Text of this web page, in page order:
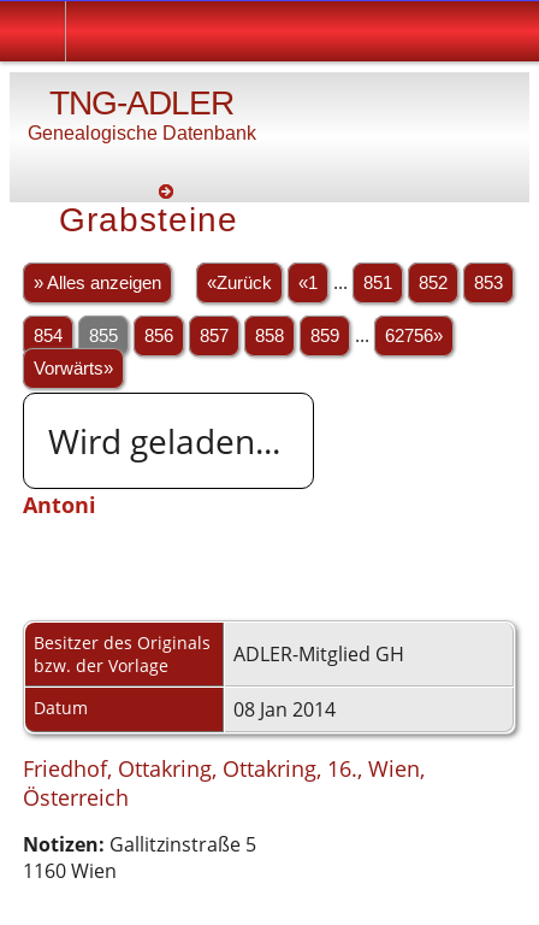
TNG-ADLER
Genealogische Datenbank
Grabsteine
» Alles anzeigen «Zurück «1 ... 851 852 853
854 855 856 857 858 859 ...
62756»
Vorwärts»
Wird geladen...
Antoni
Besitzer des Originals
bzw. der Vorlage
ADLER-Mitglied GH
Datum 08 Jan 2014
Friedhof, Ottakring, Ottakring, 16., Wien,
Österreich
Notizen: Gallitzinstraße 5
1160 Wien